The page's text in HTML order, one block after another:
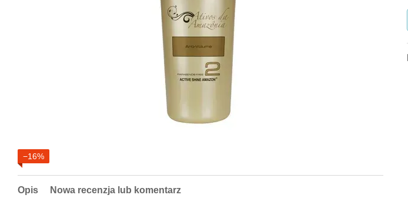
−16%
Opis Nowa recenzja lub komentarz